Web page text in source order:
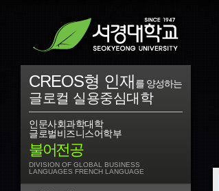
CREOS형 인재 를 양성하는
글로컬 실용중심대학
인문사회과학대학
글로벌비즈니스어학부
불어전공
DIVISION OF GLOBAL BUSINESS
LANGUAGES FRENCH LANGUAGE